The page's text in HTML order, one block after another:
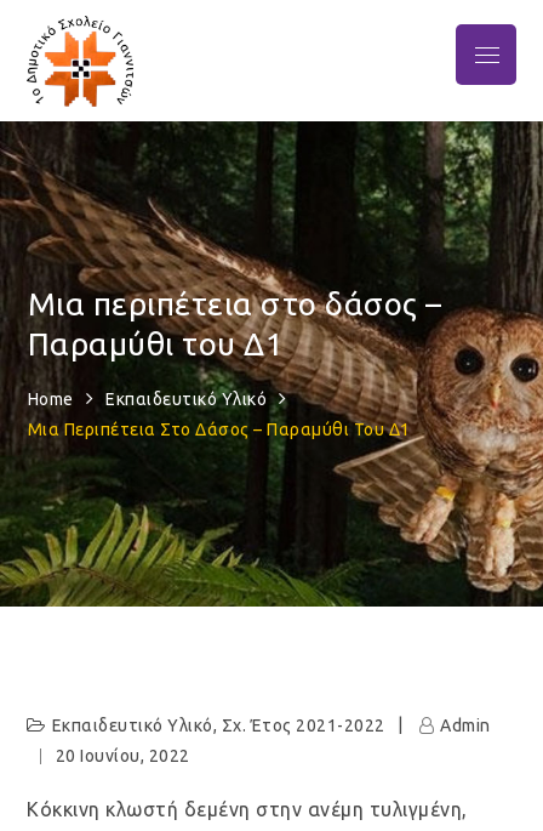
content
1ο Δημοτικό Σχολείο
Γιαννιτσών
το σχολείο της καρδιάς μας
Menu
Μια περιπέτεια στο δάσος –
Παραμύθι του Δ1
Home
Εκπαιδευτικό Υλικό
Μια Περιπέτεια Στο Δάσος – Παραμύθι Του Δ1
Εκπαιδευτικό Υλικό, Σχ. Έτος 2021-2022
Admin
20 Ιουνίου, 2022
Κόκκινη κλωστή δεμένη στην ανέμη τυλιγμένη,